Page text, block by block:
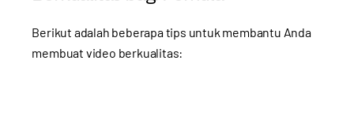
Berikut adalah beberapa tips untuk membantu Anda
membuat video berkualitas: